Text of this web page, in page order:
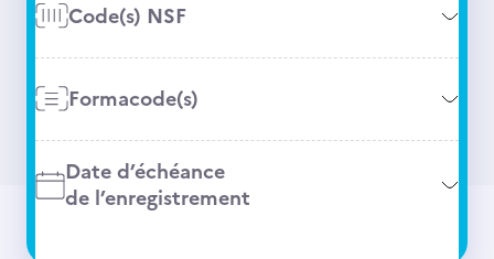
Code(s) NSF
Formacode(s)
Date d’échéance
de l’enregistrement